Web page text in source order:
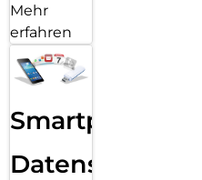
Mehr
erfahren
Smartphone
Datensicherung